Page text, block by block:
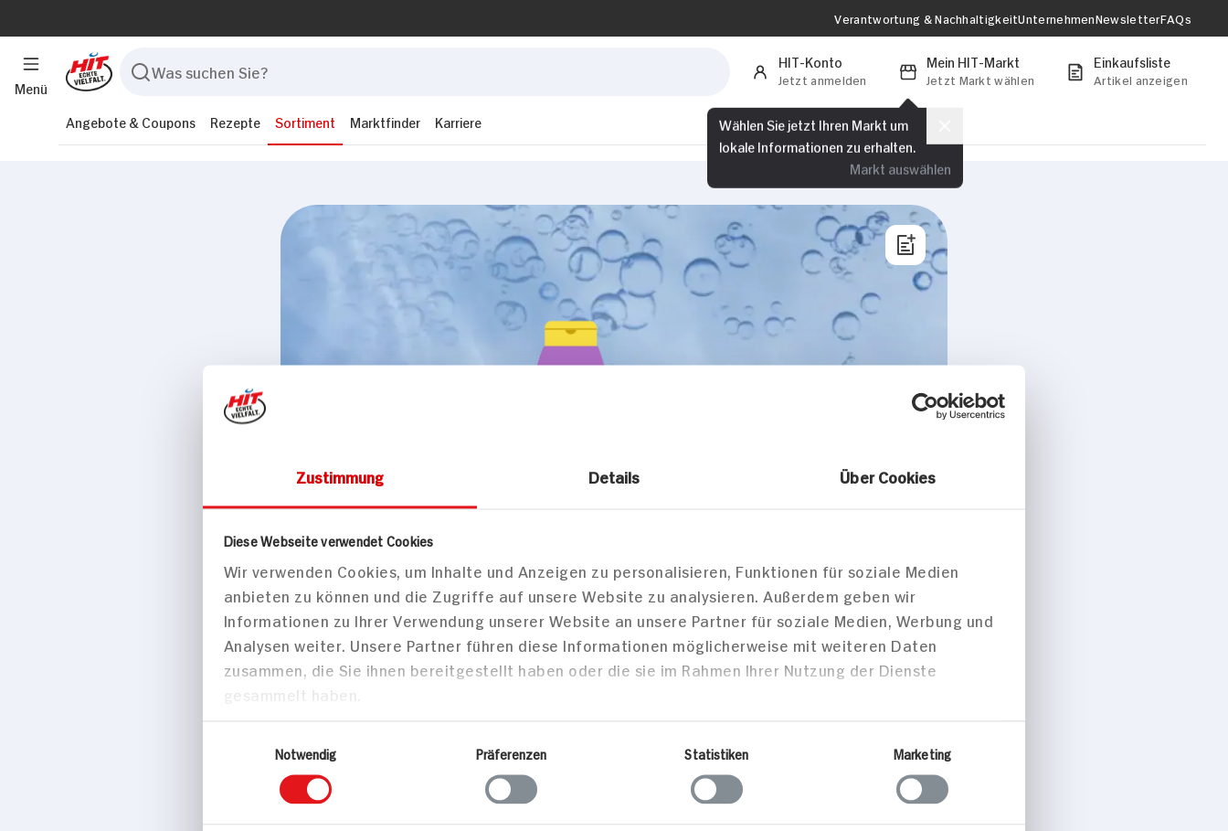
Zustimmung Details Über Cookies
Diese Webseite verwendet Cookies
Wir verwenden Cookies, um Inhalte und Anzeigen zu personalisieren, Funktionen für soziale Medien
anbieten zu können und die Zugriffe auf unsere Website zu analysieren. Außerdem geben wir
Informationen zu Ihrer Verwendung unserer Website an unsere Partner für soziale Medien, Werbung und
Analysen weiter. Unsere Partner führen diese Informationen möglicherweise mit weiteren Daten
zusammen, die Sie ihnen bereitgestellt haben oder die sie im Rahmen Ihrer Nutzung der Dienste
gesammelt haben.
Notwendig
Präferenzen Statistiken Marketing
Menü
Verantwortung & NachhaltigkeitUnternehmenNewsletterFAQs
HIT-Konto
Jetzt anmelden
Mein HIT-Markt
Jetzt Markt wählen
Wählen Sie jetzt Ihren Markt um
lokale Informationen zu erhalten.
Markt auswählen
Einkaufsliste
Artikel anzeigen
Angebote & Coupons Rezepte Sortiment Marktfinder Karriere
Drogerie & Kosmetik
Gliss Haarkur instant Glanz Booster
100ml Topf
Zum Marktfinder